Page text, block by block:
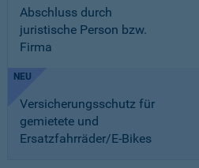
Abschluss durch
juristische Person bzw.
Firma
NEU
Versicherungsschutz für
gemietete und
Ersatzfahrräder/E-Bikes